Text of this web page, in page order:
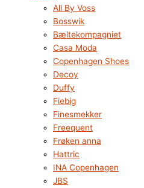
All By Voss
Bosswik
Bæltekompagniet
Casa Moda
Copenhagen Shoes
Decoy
Duffy
Fiebig
Finesmekker
Freequent
Frøken anna
Hattric
INA Copenhagen
JBS